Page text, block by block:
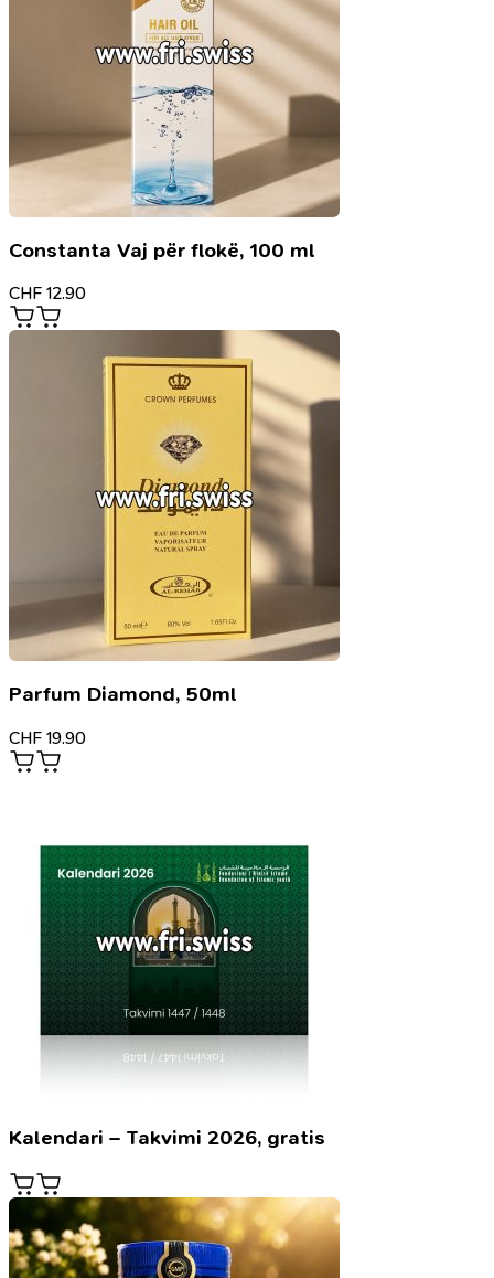
Constanta Vaj për flokë, 100 ml
CHF 12.90
Parfum Diamond, 50ml
CHF 19.90
Kalendari – Takvimi 2026, gratis